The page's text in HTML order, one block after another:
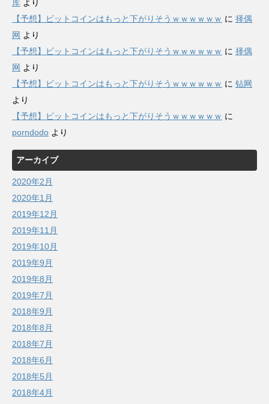
库 より
【予想】ビットコインはもっと下がりそうｗｗｗｗｗｗ に 择偶
网 より
【予想】ビットコインはもっと下がりそうｗｗｗｗｗｗ に 择偶
网 より
【予想】ビットコインはもっと下がりそうｗｗｗｗｗｗ に 钻网
より
【予想】ビットコインはもっと下がりそうｗｗｗｗｗｗ に
porndodo より
アーカイブ
2020年2月
2020年1月
2019年12月
2019年11月
2019年10月
2019年9月
2019年8月
2019年7月
2018年9月
2018年8月
2018年7月
2018年6月
2018年5月
2018年4月